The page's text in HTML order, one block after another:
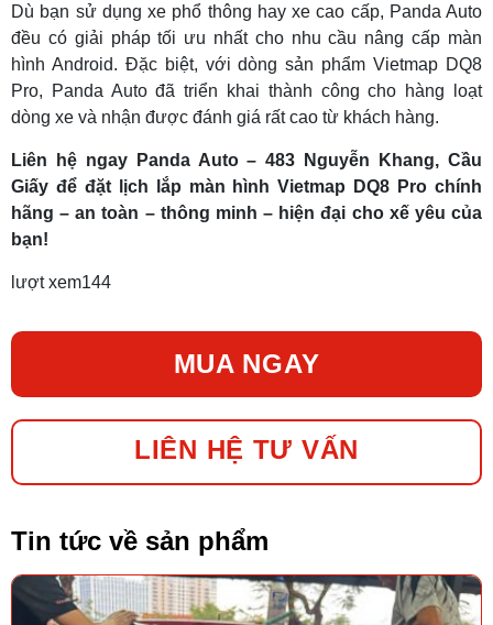
Dù bạn sử dụng xe phổ thông hay xe cao cấp, Panda Auto
đều có giải pháp tối ưu nhất cho nhu cầu nâng cấp màn
hình Android. Đặc biệt, với dòng sản phẩm Vietmap DQ8
Pro, Panda Auto đã triển khai thành công cho hàng loạt
dòng xe và nhận được đánh giá rất cao từ khách hàng.
Liên hệ ngay Panda Auto – 483 Nguyễn Khang, Cầu
Giấy để đặt lịch lắp màn hình Vietmap DQ8 Pro chính
hãng – an toàn – thông minh – hiện đại cho xế yêu của
bạn!
lượt xem144
MUA NGAY
LIÊN HỆ TƯ VẤN
Tin tức về sản phẩm